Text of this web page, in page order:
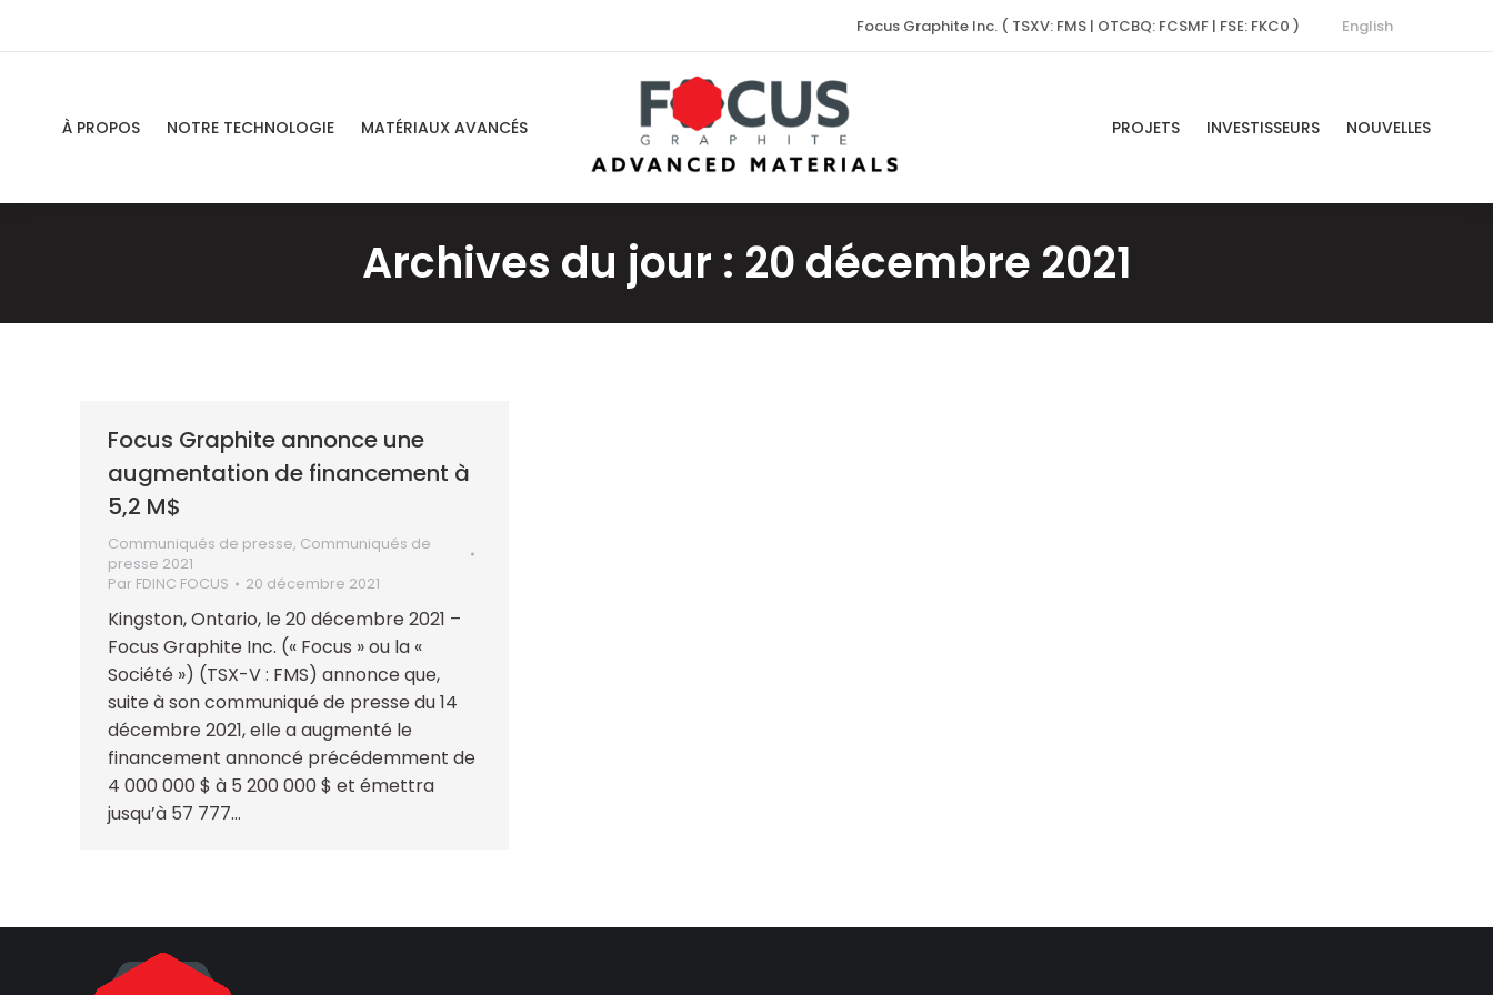
Focus Graphite Inc. ( TSXV: FMS | OTCBQ: FCSMF | FSE: FKC0 ) English
À PROPOS NOTRE TECHNOLOGIE MATÉRIAUX AVANCÉS PROJETS INVESTISSEURS NOUVELLES
Archives du jour : 20 décembre 2021
Focus Graphite annonce une
augmentation de financement à
5,2 M$
Communiqués de presse, Communiqués de
presse 2021
Par FDINC FOCUS 20 décembre 2021
Kingston, Ontario, le 20 décembre 2021 –
Focus Graphite Inc. (« Focus » ou la «
Société ») (TSX-V : FMS) annonce que,
suite à son communiqué de presse du 14
décembre 2021, elle a augmenté le
financement annoncé précédemment de
4 000 000 $ à 5 200 000 $ et émettra
jusqu’à 57 777…